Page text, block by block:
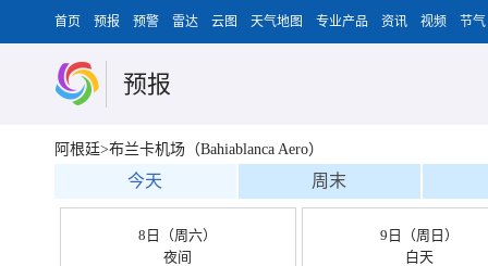
首页 预报 预警 雷达 云图 天气地图 专业产品 资讯 视频 节气
预报
阿根廷>布兰卡机场（Bahiablanca Aero）
今天 周末
8日（周六）
夜间
9日（周日）
白天